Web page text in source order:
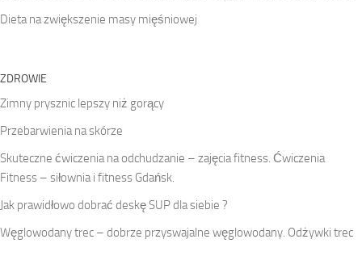
Dieta na zwiększenie masy mięśniowej
ZDROWIE
Zimny prysznic lepszy niż gorący
Przebarwienia na skórze
Skuteczne ćwiczenia na odchudzanie – zajęcia fitness. Ćwiczenia
Fitness – siłownia i fitness Gdańsk.
Jak prawidłowo dobrać deskę SUP dla siebie ?
Węglowodany trec – dobrze przyswajalne węglowodany. Odżywki trec